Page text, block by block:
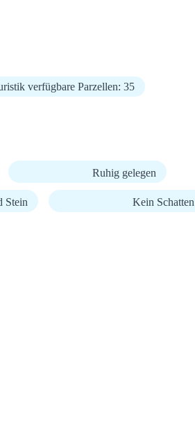
verfügbare Parzellen: 35
Ruhig gelegen
Stein Kein Schatten